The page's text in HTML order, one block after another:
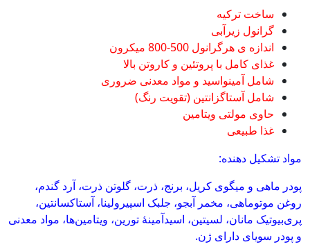
ساخت ترکیه
گرانول زیرآبی
اندازه ی هرگرانول 500-800 میکرون
غذای کامل با پروتئین و کاروتن بالا
شامل آمینواسید و مواد معدنی ضروری
شامل آستاگزانتین (تقویت رنگ)
حاوی مولتی ویتامین
غذا طبیعی
مواد تشکیل دهنده:
پودر ماهی و میگوی کریل، برنج، ذرت، گلوتن ذرت، آرد گندم،
روغن موتوماهی، مخمر آبجو، جلبک اسپیرولینا، آستاکسانتین،
پری‌بیوتیک مانان، لسیتین، اسیدآمینۀ تورین، ویتامین‌ها، مواد معدنی
و پودر سویای دارای ژن.